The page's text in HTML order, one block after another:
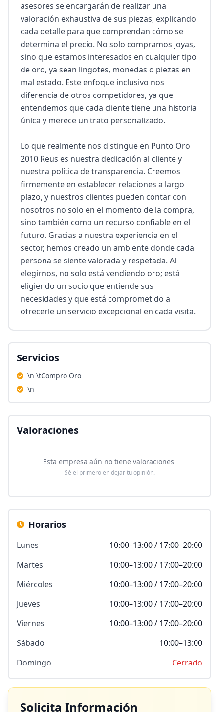
asesores se encargarán de realizar una
valoración exhaustiva de sus piezas, explicando
cada detalle para que comprendan cómo se
determina el precio. No solo compramos joyas,
sino que estamos interesados en cualquier tipo
de oro, ya sean lingotes, monedas o piezas en
mal estado. Este enfoque inclusivo nos
diferencia de otros competidores, ya que
entendemos que cada cliente tiene una historia
única y merece un trato personalizado.
Lo que realmente nos distingue en Punto Oro
2010 Reus es nuestra dedicación al cliente y
nuestra política de transparencia. Creemos
firmemente en establecer relaciones a largo
plazo, y nuestros clientes pueden contar con
nosotros no solo en el momento de la compra,
sino también como un recurso confiable en el
futuro. Gracias a nuestra experiencia en el
sector, hemos creado un ambiente donde cada
persona se siente valorada y respetada. Al
elegirnos, no solo está vendiendo oro; está
eligiendo un socio que entiende sus
necesidades y que está comprometido a
ofrecerle un servicio excepcional en cada visita.
Servicios
\n \tCompro Oro
\n
Valoraciones
Esta empresa aún no tiene valoraciones.
Sé el primero en dejar tu opinión.
Horarios
Lunes
10:00–13:00 / 17:00–20:00
Martes
10:00–13:00 / 17:00–20:00
Miércoles
10:00–13:00 / 17:00–20:00
Jueves
10:00–13:00 / 17:00–20:00
Viernes
10:00–13:00 / 17:00–20:00
Sábado
10:00–13:00
Domingo
Cerrado
Solicita Información